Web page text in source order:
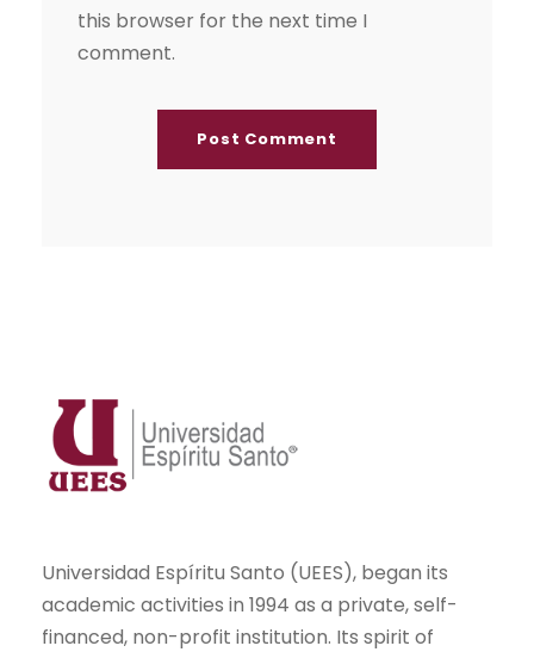
this browser for the next time I
comment.
Universidad Espíritu Santo (UEES), began its
academic activities in 1994 as a private, self-
financed, non-profit institution. Its spirit of